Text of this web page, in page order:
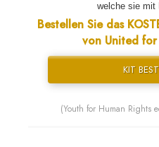
welche sie mit
Bestellen Sie das
von United for
KIT
(Youth for Human Rights